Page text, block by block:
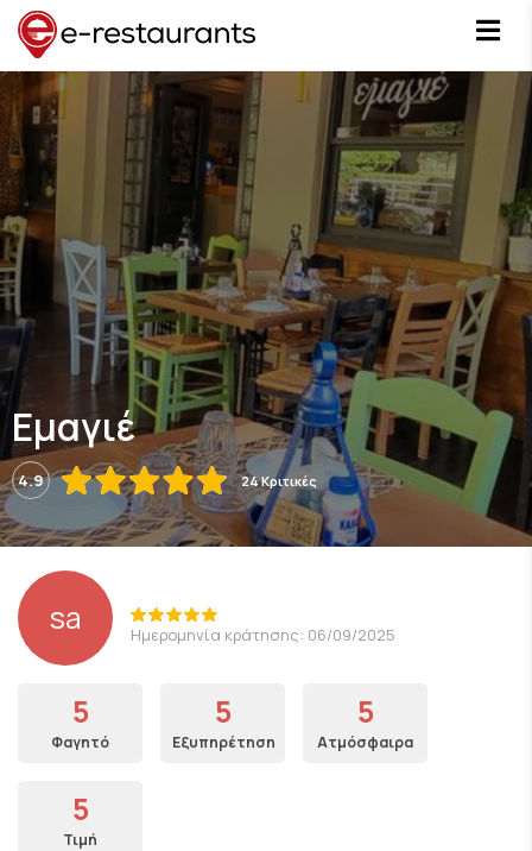
Εμαγιέ
4.9 24 Κριτικές
sa Ημερομηνία κράτησης: 06/09/2025
5
Φαγητό
5
Εξυπηρέτηση
5
Ατμόσφαιρα
5
Τιμή